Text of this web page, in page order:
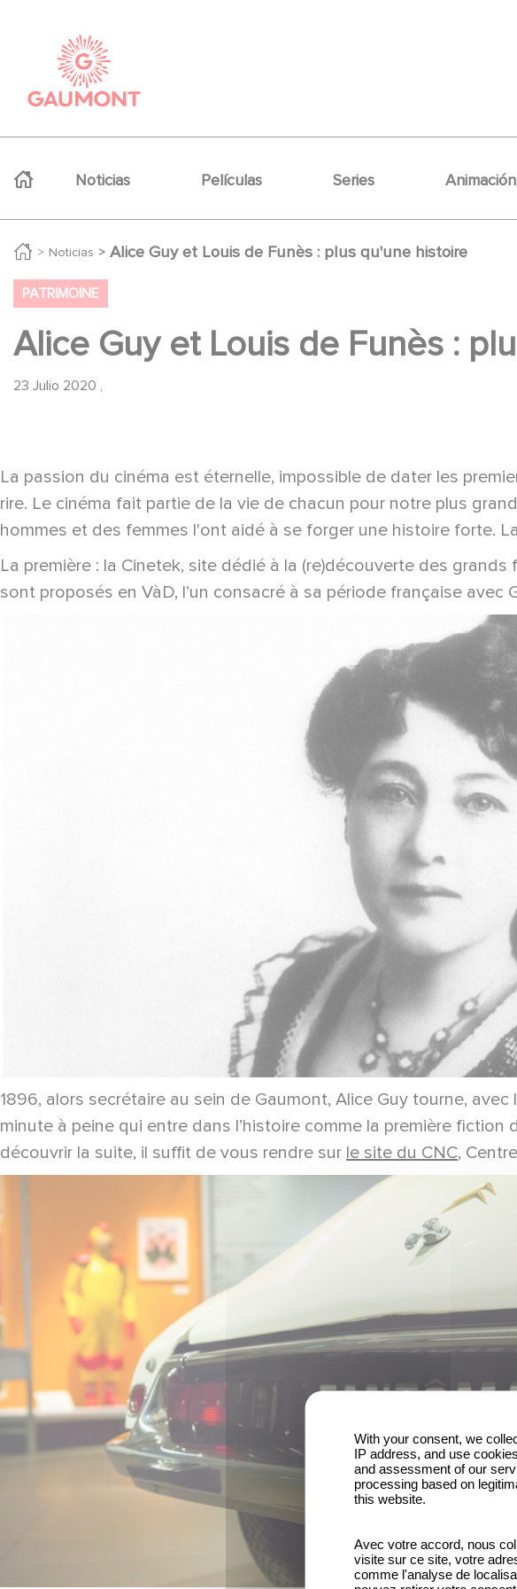
Noticias Películas Series Animación
Noticias Alice Guy et Louis de Funès : plus qu'une histoire
PATRIMOINE
Alice Guy et Louis de Funès :
23 Julio 2020 ,
La passion du cinéma est éternelle, impossible de dater les
rire. Le cinéma fait partie de la vie de chacun pour notre plus
hommes et des femmes l'ont aidé à se forger une histoire forte.
La première : la Cinetek, site dédié à la (re)découverte des
sont proposés en VàD, l’un consacré à sa période française avec
1896, alors secrétaire au sein de Gaumont, Alice Guy tourne,
minute à peine qui entre dans l’histoire comme la première
découvrir la suite, il suffit de vous rendre sur le site du CNC,
With your consent, we
IP address, and use
and assessment of our
processing based on
this website.
Avec votre accord, nous
visite sur ce site, votre
comme l'analyse de